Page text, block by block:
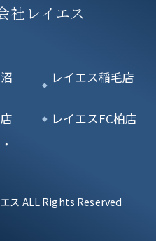
社レイエス
レイエス稲毛店
レイエスFC柏店
ス ALL Rights Reserved